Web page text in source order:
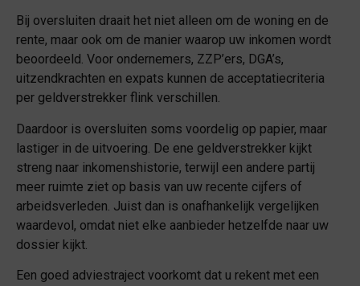
Bij oversluiten draait het niet alleen om de woning en de
rente, maar ook om de manier waarop uw inkomen wordt
beoordeeld. Voor ondernemers, ZZP’ers, DGA’s,
uitzendkrachten en expats kunnen de acceptatiecriteria
per geldverstrekker flink verschillen.
Daardoor is oversluiten soms voordelig op papier, maar
lastiger in de uitvoering. De ene geldverstrekker kijkt
streng naar inkomenshistorie, terwijl een andere partij
meer ruimte ziet op basis van uw recente cijfers of
arbeidsverleden. Juist dan is onafhankelijk vergelijken
waardevol, omdat niet elke aanbieder hetzelfde naar uw
dossier kijkt.
Een goed adviestraject voorkomt dat u rekent met een